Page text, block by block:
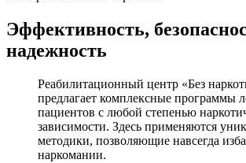
Эффективность,
надежность
Реабилитационный центр «Без
предлагает комплексные программы
пациентов с любой степенью
зависимости. Здесь применяются
методики, позволяющие навсегда
наркомании.